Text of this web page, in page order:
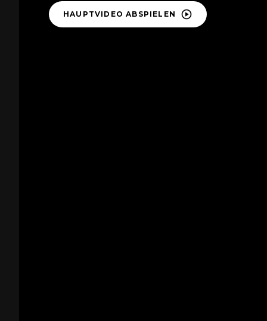
HAUPTVIDEO ABSPIELEN